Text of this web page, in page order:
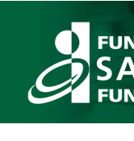
contenido